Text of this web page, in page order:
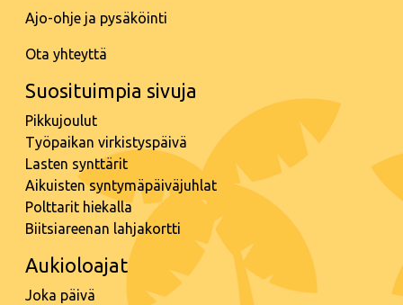
Ajo-ohje ja pysäköinti
Ota yhteyttä
Suosituimpia sivuja
Pikkujoulut
Työpaikan virkistyspäivä
Lasten synttärit
Aikuisten syntymäpäiväjuhlat
Polttarit hiekalla
Biitsiareenan lahjakortti
Aukioloajat
Joka päivä